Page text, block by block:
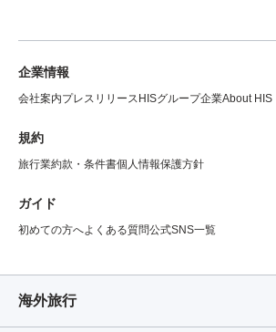
企業情報
会社案内プレスリリース HISグループ企業About HIS
規約
旅行業約款・条件書個人情報保護方針
ガイド
初めての方へよくある質問公式SNS一覧
海外旅行